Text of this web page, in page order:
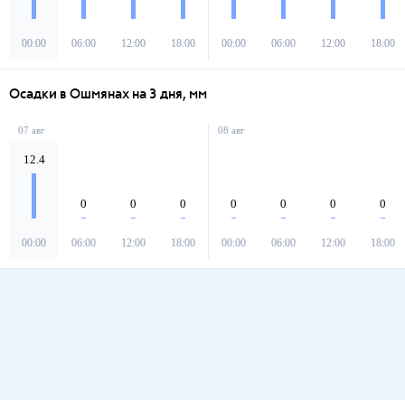
00:00 06:00 12:00 18:00 00:00 06:00 12:00 18:00
Осадки в Ошмянах на 3 дня, мм
07 авг
12.4
00:00
0
06:00
0
12:00
0
18:00
08 авг
0
00:00
0
06:00
0
12:00
0
18:00